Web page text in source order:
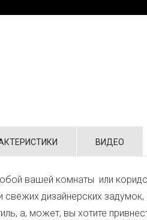
ВИДЕО
вашей комнаты или
свежих дизайнерских задумок,
а, может, вы хотите